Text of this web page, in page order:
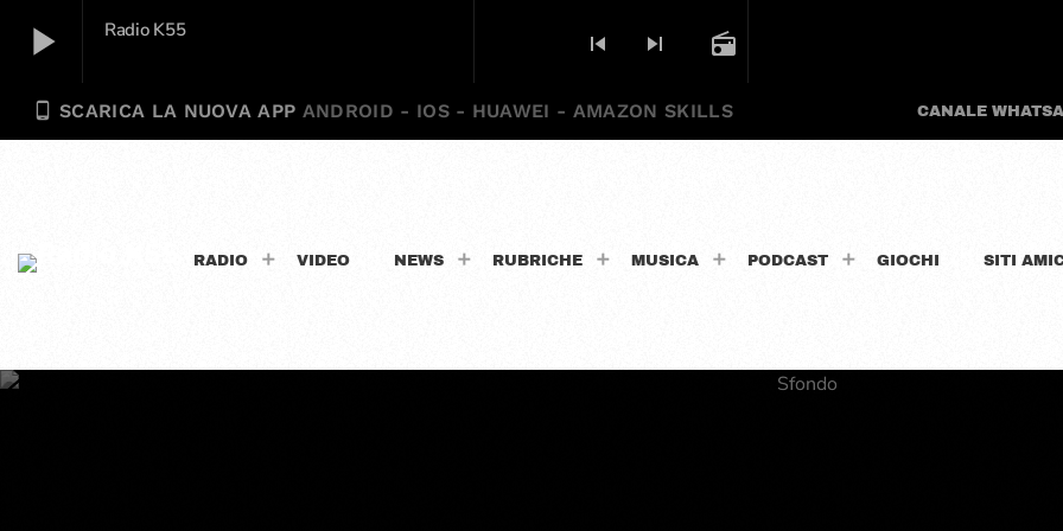
play_arrow Radio K55
skip_previous skip_next radio
play_arrow Radio K55
phone_android SCARICA LA NUOVA APP ANDROID - IOS - HUAWEI - AMAZON SKILLS CANALE
RADIO VIDEO NEWS RUBRICHE MUSICA PODCAST GIOCHI SITI